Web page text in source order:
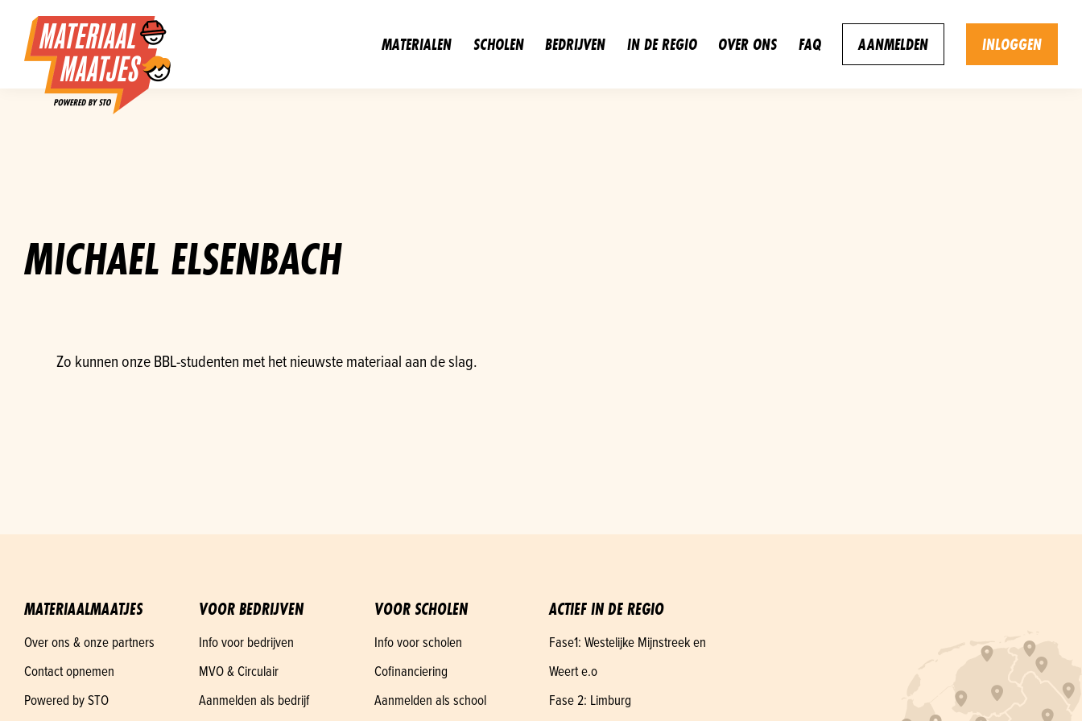
MATERIALEN SCHOLEN BEDRIJVEN IN DE REGIO OVER ONS FAQ AANMELDEN INLOGGEN
MICHAEL ELSENBACH
Zo kunnen onze BBL-studenten met het nieuwste materiaal aan de slag.
MATERIAALMAATJES
Over ons & onze partners
Contact opnemen
Powered by STO
VOOR BEDRIJVEN
Info voor bedrijven
MVO & Circulair
Aanmelden als bedrijf
VOOR SCHOLEN
Info voor scholen
Cofinanciering
Aanmelden als school
ACTIEF IN DE REGIO
Fase1: Westelijke Mijnstreek en
Weert e.o
Fase 2: Limburg